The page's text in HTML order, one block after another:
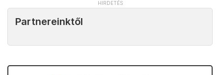
Partnereinktől